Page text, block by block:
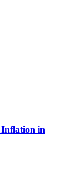
Inflation in